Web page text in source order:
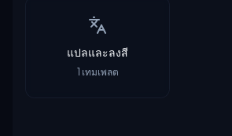
แปลและลงสี
1 เทมเพลต